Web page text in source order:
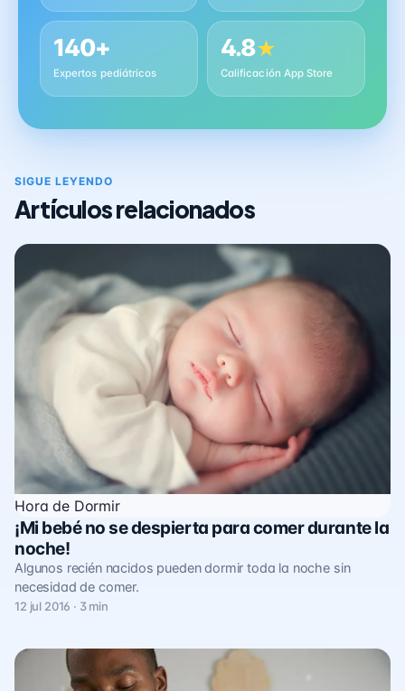
140+
Expertos pediátricos
4.8★
Calificación App Store
SIGUE LEYENDO
Artículos relacionados
Hora de Dormir
¡Mi bebé no se despierta para comer durante la
noche!
Algunos recién nacidos pueden dormir toda la noche sin
necesidad de comer.
12 jul 2016 · 3 min